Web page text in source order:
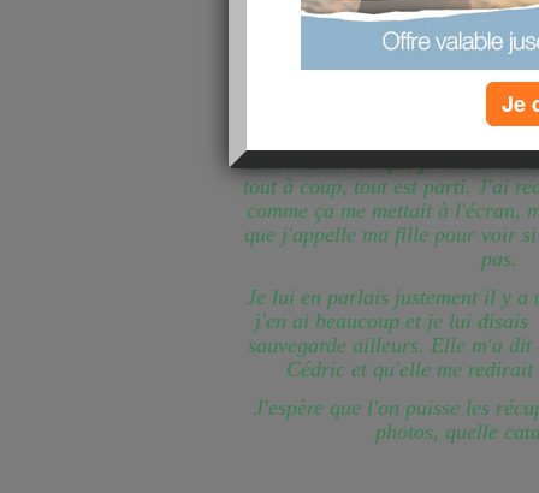
de travailler ce que je venais de
tout à coup, tout est parti. J'ai
comme ça me mettait à l'écran,
que j'appelle ma fille pour voir
pas.
Je lui en parlais justement il y a
j'en ai beaucoup et je lui
sauvegarde ailleurs. Elle m'a
Cédric et qu'elle me
J'espère que l'on puisse les
photos, quelle
Je